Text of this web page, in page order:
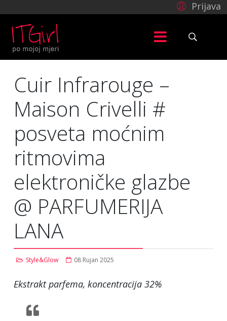
Prijava
Cuir Infrarouge –
Maison Crivelli #
posveta moćnim
ritmovima
elektroničke glazbe
@ PARFUMERIJA
LANA
Style&Glow 08 Rujan 2025
Ekstrakt parfema, koncentracija 32%